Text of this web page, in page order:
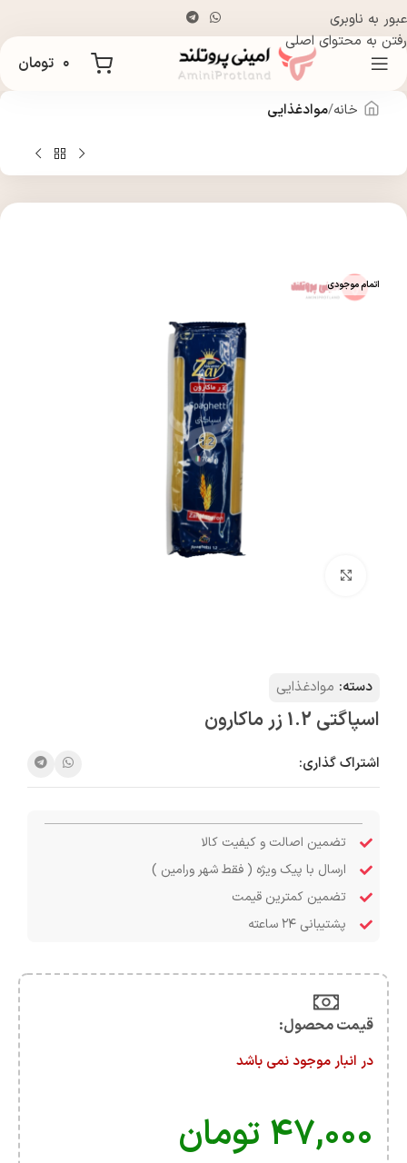
عبور به ناوبری
رفتن به محتوای اصلی
۰ تومان
خانه موادغذایی
اتمام موجودی
دسته: موادغذایی
اسپاگتی 1.2 زر ماکارون
اشتراک گذاری:
تضمین اصالت و کیفیت کالا
ارسال با پیک ویژه ( فقط شهر ورامین )
تضمین کمترین قیمت
پشتیبانی ۲۴ ساعته
قیمت محصول:​
در انبار موجود نمی باشد
۴۷,۰۰۰ تومان